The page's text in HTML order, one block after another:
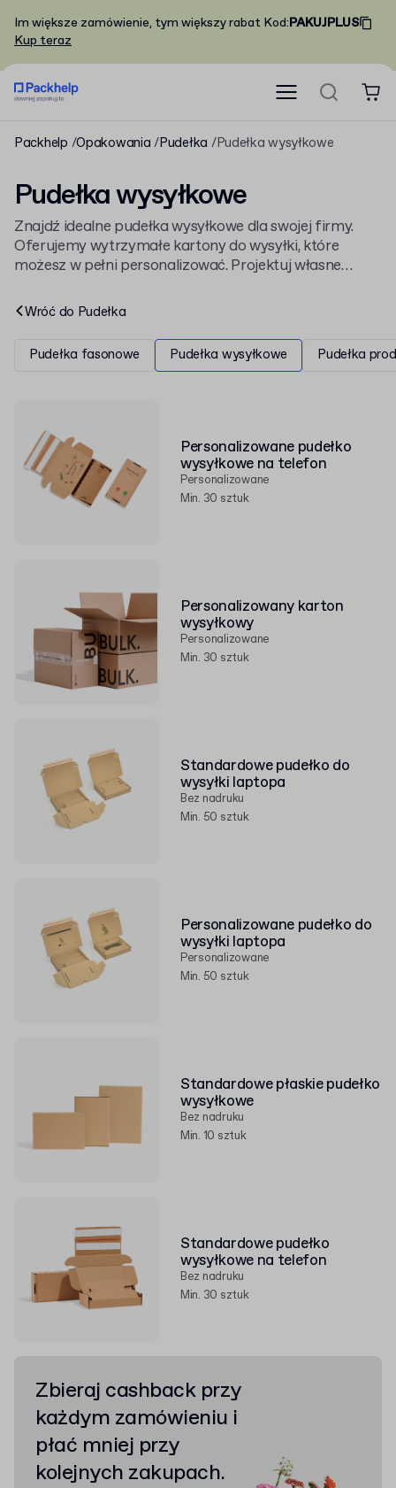
Im większe zamówienie, tym większy rabat Kod:PAKUJPLUS
Kup teraz
Packhelp Opakowania Pudełka Pudełka wysyłkowe
Pudełka wysyłkowe
Znajdź idealne pudełka wysyłkowe dla swojej firmy.
Oferujemy wytrzymałe kartony do wysyłki, które
możesz w pełni personalizować. Projektuj własne
rozwiązania, które skutecznie ochronią Twoje
kartonowei oznacz opakowanie swoim logo.
Wróć do Pudełka
Pudełka fasonowe Pudełka wysyłkowe Pudełka
Personalizowane pudełko
wysyłkowe na telefon
Personalizowane
Min. 30 sztuk
Personalizowany karton
wysyłkowy
Personalizowane
Min. 30 sztuk
Standardowe pudełko do
wysyłki laptopa
Bez nadruku
Min. 50 sztuk
Personalizowane pudełko do
wysyłki laptopa
Personalizowane
Min. 50 sztuk
Standardowe płaskie pudełko
wysyłkowe
Bez nadruku
Min. 10 sztuk
Standardowe pudełko
wysyłkowe na telefon
Bez nadruku
Min. 30 sztuk
Zbieraj cashback przy
każdym zamówieniu i
płać mniej przy
kolejnych zakupach.